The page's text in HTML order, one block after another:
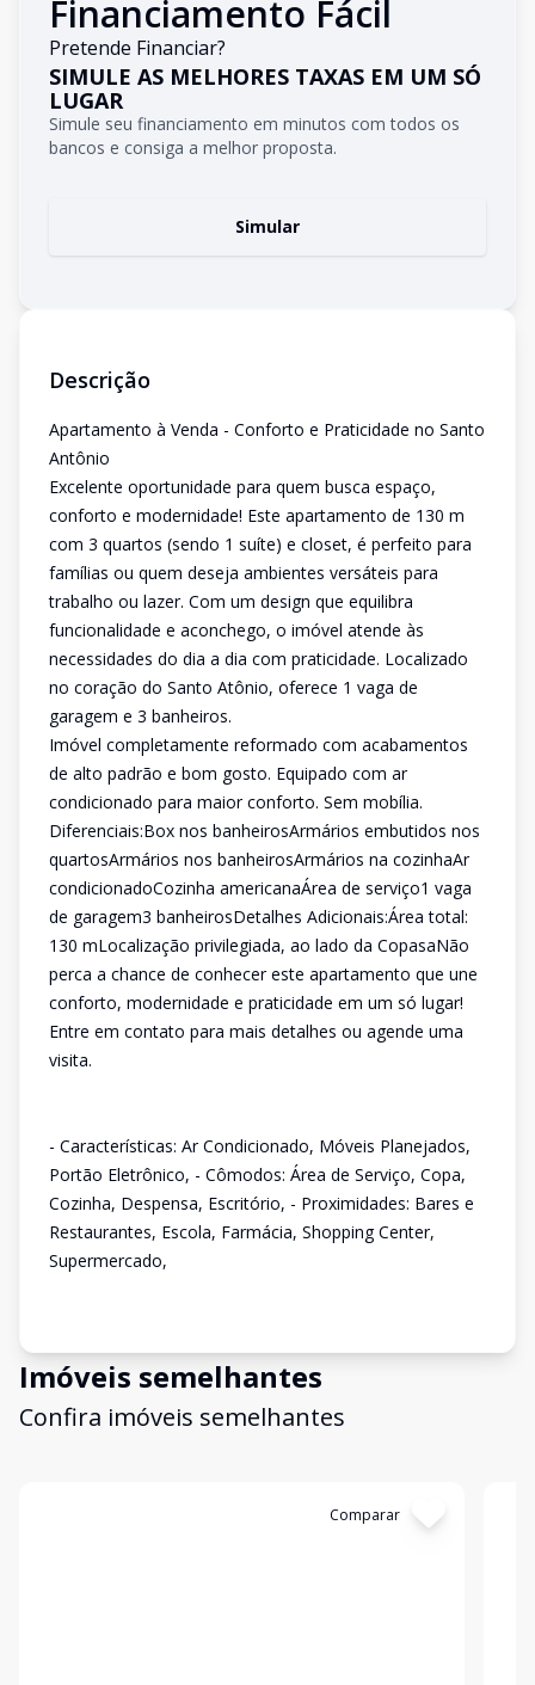
Financiamento Fácil
Pretende Financiar?
SIMULE AS MELHORES TAXAS EM UM SÓ
LUGAR
Simule seu financiamento em minutos com todos os
bancos e consiga a melhor proposta.
Simular
Descrição
Apartamento à Venda - Conforto e Praticidade no Santo
Antônio
Excelente oportunidade para quem busca espaço,
conforto e modernidade! Este apartamento de 130 m
com 3 quartos (sendo 1 suíte) e closet, é perfeito para
famílias ou quem deseja ambientes versáteis para
trabalho ou lazer. Com um design que equilibra
funcionalidade e aconchego, o imóvel atende às
necessidades do dia a dia com praticidade. Localizado
no coração do Santo Atônio, oferece 1 vaga de
garagem e 3 banheiros.
Imóvel completamente reformado com acabamentos
de alto padrão e bom gosto. Equipado com ar
condicionado para maior conforto. Sem mobília.
Diferenciais:Box nos banheirosArmários embutidos nos
quartosArmários nos banheirosArmários na cozinhaAr
condicionadoCozinha americanaÁrea de serviço1 vaga
de garagem3 banheirosDetalhes Adicionais:Área total:
130 mLocalização privilegiada, ao lado da CopasaNão
perca a chance de conhecer este apartamento que une
conforto, modernidade e praticidade em um só lugar!
Entre em contato para mais detalhes ou agende uma
visita.
- Características: Ar Condicionado, Móveis Planejados,
Portão Eletrônico, - Cômodos: Área de Serviço, Copa,
Cozinha, Despensa, Escritório, - Proximidades: Bares e
Restaurantes, Escola, Farmácia, Shopping Center,
Supermercado,
Imóveis semelhantes
Confira imóveis semelhantes
Comparar